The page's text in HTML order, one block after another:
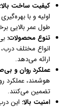
کیفیت ساخت بالا:
اولیه و با
طول عمر بالایی
تنوع محصولات:
انواع مختلف
ارائه می‌دهد.
عملکرد روان و
هوشمند، عملکرد
تضمین می‌کنند.
امنیت بالا: این